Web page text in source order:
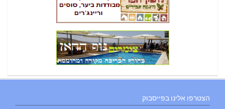
הצטרפו אלינו בפייסבוק